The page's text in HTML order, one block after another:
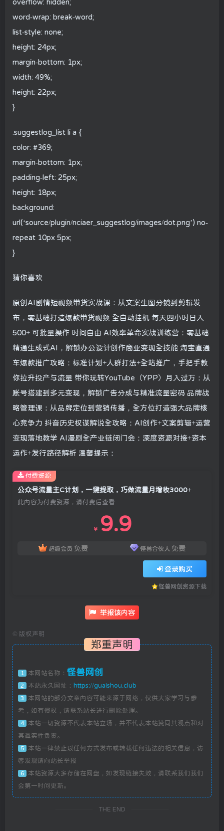
overflow: hidden;
word-wrap: break-word;
list-style: none;
height: 24px;
margin-bottom: 1px;
width: 49%;
height: 22px;
}
.suggestlog_list li a {
color: #369;
margin-bottom: 1px;
padding-left: 25px;
height: 18px;
background:
url(‘source/plugin/nciaer_suggestlog/images/dot.png’) no-
repeat 10px 5px;
}
猜你喜欢
原创AI剧情短视频带货实战课：从文案生图分镜到剪辑发
布，零基础打造爆款带货视频 全自动挂机 每天四小时日入
500+ 可批量操作 时间自由 AI效率革命实战训练营：零基础
精通生成式AI，解锁办公设计创作商业变现全技能 淘宝直通
车爆款推广攻略：标准计划+人群打法+全站推广，手把手教
你拉升投产与流量 带你玩转YouTube（YPP）月入过万：从
账号搭建到多元变现，解锁广告分成与精准流量密码 品牌战
略管理课：从品牌定位到营销传播，全方位打造强大品牌核
心竞争力 抖音历史权谋解说全攻略：AI创作+文案剪辑+运营
变现落地教学 AI漫剧全产业链闭门会：深度资源对接+资本
运作+发行路径解析 温馨提示：
公众号流量主C计划，一键提取，巧做流量月增收3000+
此内容为付费资源，请付费后查看
￥ 9.9
超级会员 免费 怪兽合伙人 免费
登录购买
怪兽网创资源下载
付费资源
举报该内容
© 版权声明
郑重声明
1 本网站名称： 怪兽网创
2 本站永久网址： https://guaishou.club
3
本网站的部分文章内容可能来源于网络，仅供大家学习与参
考，如有侵权，请联系站长进行删除处理。
4
本站一切资源不代表本站立场，并不代表本站赞同其观点和对
其真实性负责。
5
本站一律禁止以任何方式发布或转载任何违法的相关信息，访
客发现请向站长举报
6
本站资源大多存储在网盘，如发现链接失效，请联系我们我们
会第一时间更新。
THE END